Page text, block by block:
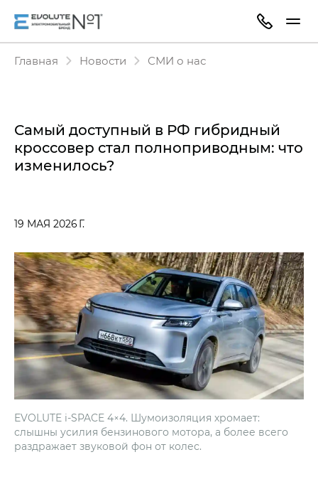
Главная Новости СМИ о нас
Самый доступный в РФ гибридный
кроссовер стал полноприводным: что
изменилось?
19 МАЯ 2026 Г.
EVOLUTE i‑SPACE 4×4. Шумоизоляция хромает:
слышны усилия бензинового мотора, а более всего
раздражает звуковой фон от колес.